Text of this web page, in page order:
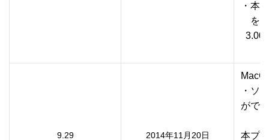
・本
を使
9.29 2014年11月20日
・ソ
がで
本プ